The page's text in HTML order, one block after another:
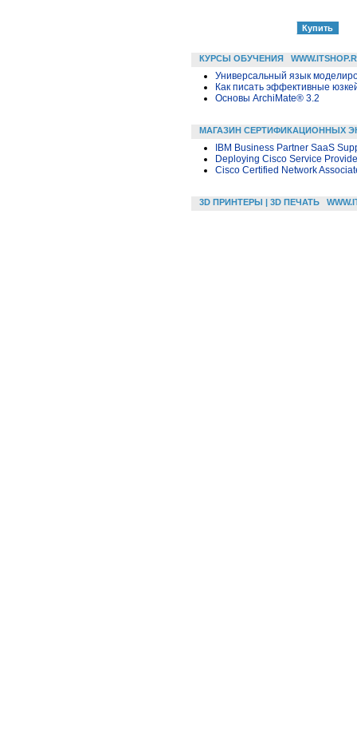
КУРСЫ ОБУЧЕНИЯ
Универсальный язык
Как писать эффективные
Основы ArchiMate® 3.2
МАГАЗИН СЕРТИФИКАЦИОННЫХ
IBM Business Partner SaaS
Deploying Cisco Service
Cisco Certified Network
3D ПРИНТЕРЫ | 3D ПЕЧАТЬ